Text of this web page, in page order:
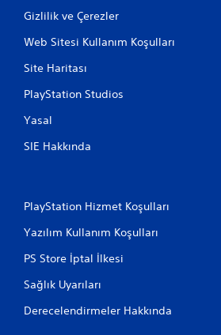
Gizlilik ve Çerezler
Web Sitesi Kullanım Koşulları
Site Haritası
PlayStation Studios
Yasal
SIE Hakkında
PlayStation Hizmet Koşulları
Yazılım Kullanım Koşulları
PS Store İptal İlkesi
Sağlık Uyarıları
Derecelendirmeler Hakkında